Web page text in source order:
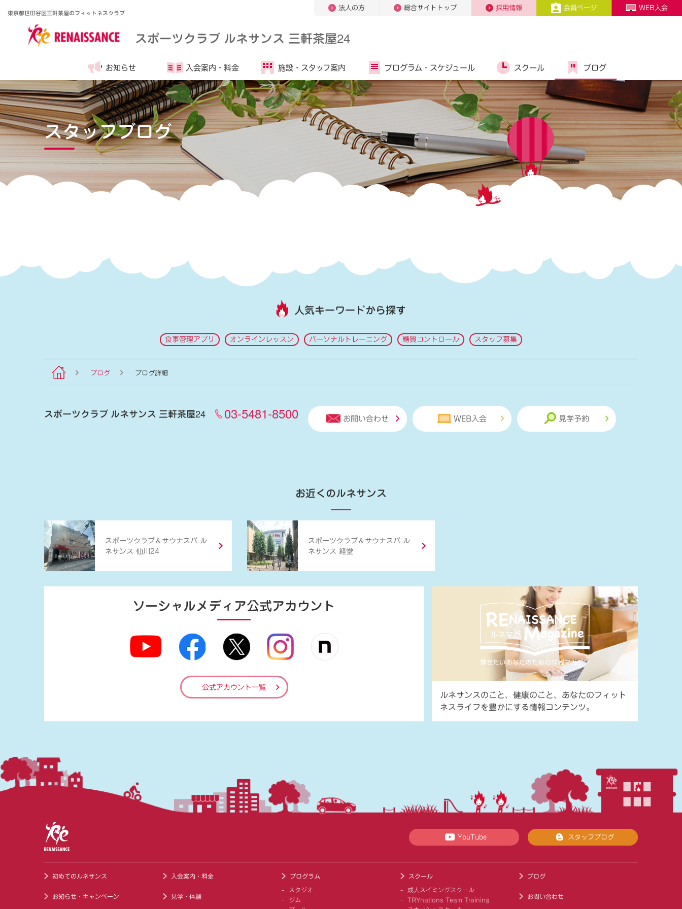
東京都世田谷区三軒茶屋のフィットネスクラブ
法人の方 総合サイトトップ 採用情報 会員ページ WEB入会
スポーツクラブ ルネサンス 三軒茶屋24
お知らせ 入会案内・ 料金 施設・ スタッフ案内 プログラム・ スケジュール スクール ブログ
スタッフブログ
人気キーワードから探す
食事管理アプリ オンラインレッスン パーソナルトレーニング 糖質コントロール スタッフ募集
ブログ ブログ詳細
スポーツクラブ ルネサンス 三軒茶屋24 03-5481-8500 お問い合わせ WEB入会 見学予約
お近くのルネサンス
スポーツクラブ ＆ サウナスパ ル
ネサンス 仙川24
スポーツクラブ ＆ サウナスパ ル
ネサンス 経堂
ソーシャルメディア公式アカウント
公式アカウント一覧
ルネサンスのこと、健康のこと、あなたのフィット
ネスライフを豊かにする情報コンテンツ。
YouTube スタッフブログ
初めてのルネサンス
お知らせ・キャンペーン
入会案内・料金
見学・体験
プログラム
スタジオ
ジム
スクール
成人スイミングスクール
TRYnations Team Training
ブログ
お問い合わせ